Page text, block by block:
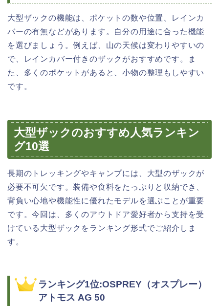
大型ザックの機能は、ポケットの数や位置、レインカ
バーの有無などがあります。自分の用途に合った機能
を選びましょう。例えば、山の天候は変わりやすいの
で、レインカバー付きのザックがおすすめです。ま
た、多くのポケットがあると、小物の整理もしやすい
です。
大型ザックのおすすめ人気ランキン
グ10選
長期のトレッキングやキャンプには、大型のザックが
必要不可欠です。装備や食料をたっぷりと収納でき、
背負い心地や機能性に優れたモデルを選ぶことが重要
です。今回は、多くのアウトドア愛好者から支持を受
けている大型ザックをランキング形式でご紹介しま
す。
ランキング1位:OSPREY（オスプレー）
アトモス AG 50